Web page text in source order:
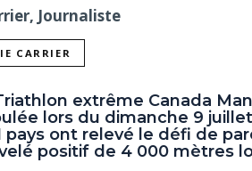
Journaliste
CARRIER
extrême Canada
lors du dimanche 9
pays ont relevé le défi de
positif de 4 000 mètres